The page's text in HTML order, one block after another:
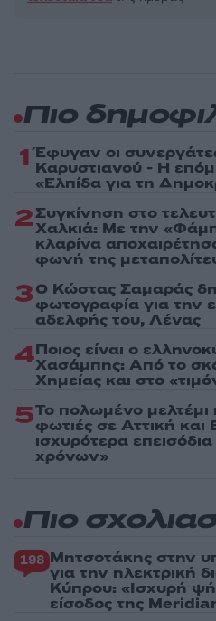
Πιο
1 Έφυγαν οι
Καρυστιανού - Η
«Ελπίδα για τη
2Συγκίνηση στο
Χαλκιά: Με την
κλαρίνα
φωνή της
3Ο Κώστας Σαμαράς
φωτογραφία για την
αδελφής του, Λένας
4Ποιος είναι ο
Χασάμπης: Από το
Χημείας και στο
5Το πολωμένο μελτέμι
φωτιές σε Αττική και
ισχυρότερα
χρόνων»
Πιο
198 Μητσοτάκης στην
για την ηλεκτρική
Κύπρου: «Ισχυρή
είσοδος της